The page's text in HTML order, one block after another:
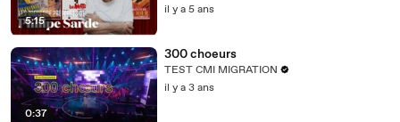
5:15
il y a 5 ans
0:37
300 choeurs
TEST CMI MIGRATION
il y a 3 ans